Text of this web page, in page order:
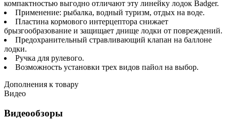
компактностью выгодно отличают эту линейку лодок Badger.
Применение: рыбалка, водный туризм, отдых на воде.
Пластина кормового интерцептора снижает
брызгообразование и защищает днище лодки от повреждений.
Предохранительный стравливающий клапан на баллоне
лодки.
Ручка для рулевого.
Возможность установки трех видов пайол на выбор.
Дополнения к товару
Видео
Видеообзоры